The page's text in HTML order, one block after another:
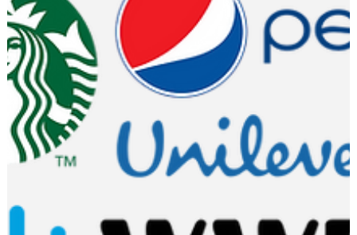
escolher o design ideal para a sua marca. Aprenda a
uma identidade visual forte que conecta e converte clientes.